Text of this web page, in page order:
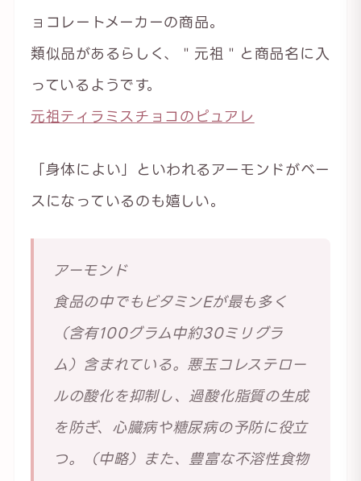
ョコレートメーカーの商品。
類似品があるらしく、＂元祖＂と商品名に入
っているようです。
元祖ティラミスチョコのピュアレ
「身体によい」といわれるアーモンドがベー
スになっているのも嬉しい。
アーモンド
食品の中でもビタミンEが最も多く
（含有100グラム中約30ミリグラ
ム）含まれている。悪玉コレステロー
ルの酸化を抑制し、過酸化脂質の生成
を防ぎ、心臓病や糖尿病の予防に役立
つ。（中略）また、豊富な不溶性食物